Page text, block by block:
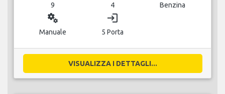
9 4 Benzina
miscellaneous_services
Manuale
login
5 Porta
VISUALIZZA I DETTAGLI...